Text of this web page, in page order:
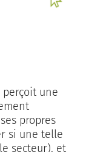
perçoit une
propres
si une telle
secteur), et